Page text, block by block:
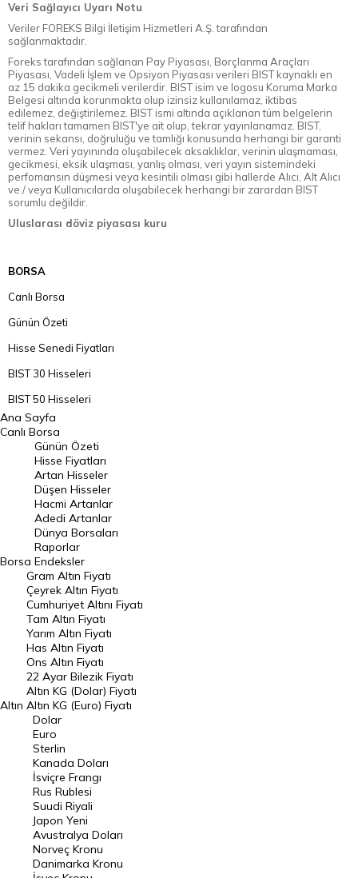
Veri Sağlayıcı Uyarı Notu
Veriler FOREKS Bilgi İletişim Hizmetleri A.Ş. tarafından
sağlanmaktadır.
Foreks tarafından sağlanan Pay Piyasası, Borçlanma Araçları
Piyasası, Vadeli İşlem ve Opsiyon Piyasası verileri BIST kaynaklı en
az 15 dakika gecikmeli verilerdir. BIST isim ve logosu Koruma Marka
Belgesi altında korunmakta olup izinsiz kullanılamaz, iktibas
edilemez, değiştirilemez. BIST ismi altında açıklanan tüm belgelerin
telif hakları tamamen BIST'ye ait olup, tekrar yayınlanamaz. BIST,
verinin sekansı, doğruluğu ve tamlığı konusunda herhangi bir garanti
vermez. Veri yayınında oluşabilecek aksaklıklar, verinin ulaşmaması,
gecikmesi, eksik ulaşması, yanlış olması, veri yayın sistemindeki
perfomansın düşmesi veya kesintili olması gibi hallerde Alıcı, Alt Alıcı
ve / veya Kullanıcılarda oluşabilecek herhangi bir zarardan BIST
sorumlu değildir.
Uluslarası döviz piyasası kuru
BORSA
Canlı Borsa
Günün Özeti
Hisse Senedi Fiyatları
BIST 30 Hisseleri
BIST 50 Hisseleri
BIST 100 Hisseleri
En Çok Artan Hisseler
En Çok Düşen Hisseler
Hacmi Artanlar
Geçmiş Kapanışlar
Dünya Borsaları
Raporlar
Endeksler
DÖVİZ
Döviz Kuru
Dolar Kuru
Euro Kuru
Pound Kuru
Frank Kuru
Riyal Kuru
Avustralya Doları
Danimarka Kronu Kuru
Kanada Doları Kuru
Ana Sayfa
Canlı Borsa
Borsa
Günün Özeti
Hisse Fiyatları
Artan Hisseler
Düşen Hisseler
Hacmi Artanlar
Adedi Artanlar
Dünya Borsaları
Raporlar
Endeksler
Altın
Gram Altın Fiyatı
Çeyrek Altın Fiyatı
Cumhuriyet Altını Fiyatı
Tam Altın Fiyatı
Yarım Altın Fiyatı
Has Altın Fiyatı
Ons Altın Fiyatı
22 Ayar Bilezik Fiyatı
Altın KG (Dolar) Fiyatı
Altın KG (Euro) Fiyatı
Dolar
Euro
Sterlin
Kanada Doları
İsviçre Frangı
Rus Rublesi
Suudi Riyali
Japon Yeni
Avustralya Doları
Norveç Kronu
Danimarka Kronu